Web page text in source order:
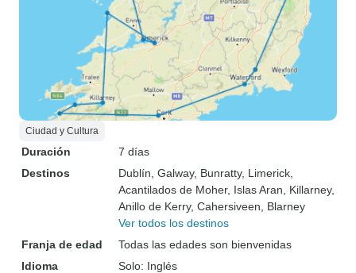
Ciudad y Cultura
Duración
7 días
Destinos
Dublín , Galway, Bunratty, Limerick
Acantilados de Moher, Islas Aran , Killarney,
Anillo de Kerry, Cahersiveen , Blarney
Ver todos los destinos
Franja de edad
Todas las edades son bienvenidas
Idioma
Solo: Inglés